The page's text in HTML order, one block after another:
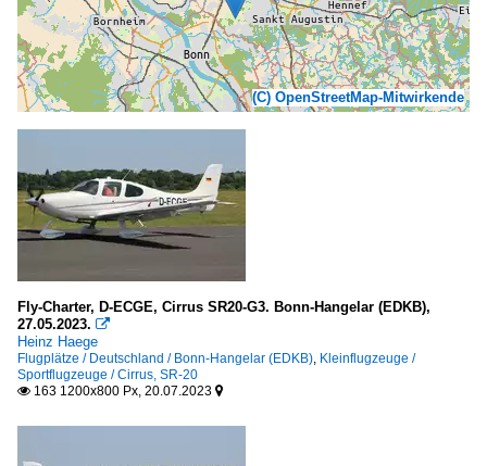
(C) OpenStreetMap-Mitwirkende
Fly-Charter, D-ECGE, Cirrus SR20-G3. Bonn-Hangelar (EDKB),
27.05.2023. 
Heinz Haege
Flugplätze / Deutschland / Bonn-Hangelar (EDKB), Kleinflugzeuge /
Sportflugzeuge / Cirrus, SR-20
 163 1200x800 Px, 20.07.2023 